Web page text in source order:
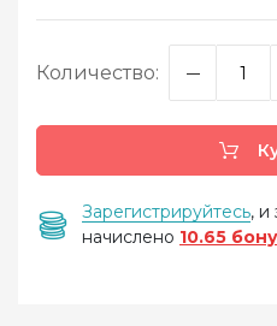
Количество:
Зарегистрируйтесь, и
начислено 10.65